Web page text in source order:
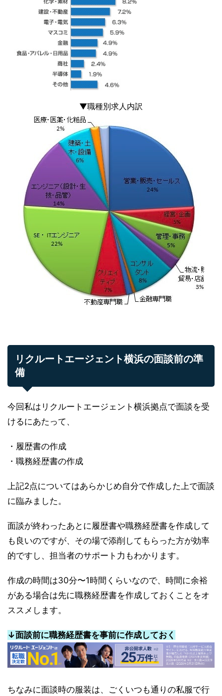
▼職種別求人内訳
リクルートエージェント横浜の面談前の準
備
今回私はリクルートエージェント横浜拠点で面談を受
けるにあたって、
・履歴書の作成
・職務経歴書の作成
上記2点についてはあらかじめ自分で作成した上で面談
に臨みました。
面談が終わったあとに履歴書や職務経歴書を作成して
も良いのですが、その場で添削してもらった方が効率
的ですし、担当者のサポート力もわかります。
作成の時間は30分〜1時間くらいなので、時間に余裕
がある場合は先に職務経歴書を作成しておくことをオ
ススメします。
↓面談前に職務経歴書を事前に作成しておく
ちなみに面談時の服装は、ごくいつも通りの私服で行